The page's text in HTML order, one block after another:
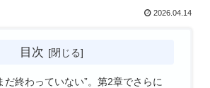
2026.04.14
目次
だ終わっていない”。第2章でさらに